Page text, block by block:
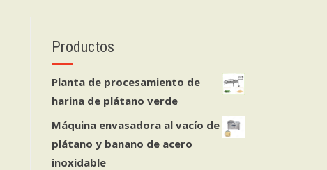
Productos
Planta de procesamiento de
harina de plátano verde
Máquina envasadora al vacío de
plátano y banano de acero
inoxidable